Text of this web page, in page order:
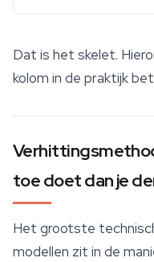
Dat is het skelet.
kolom in de praktijk
toe doet dan je
Het grootste
modellen zit in de